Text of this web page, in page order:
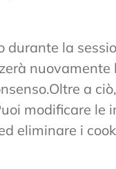
la
a
modificare le
eliminare i